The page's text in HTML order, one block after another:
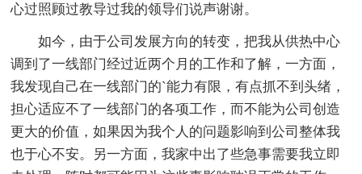
心过照顾过教导过我的领导们说声谢谢。
如今，由于公司发展方向的转变，把我从供热中心
调到了一线部门经过近两个月的工作和了解，一方面，
我发现自己在一线部门的`能力有限，有点抓不到头绪，
担心适应不了一线部门的各项工作，而不能为公司创造
更大的价值，如果因为我个人的问题影响到公司整体我
也于心不安。另一方面，我家中出了些急事需要我立即